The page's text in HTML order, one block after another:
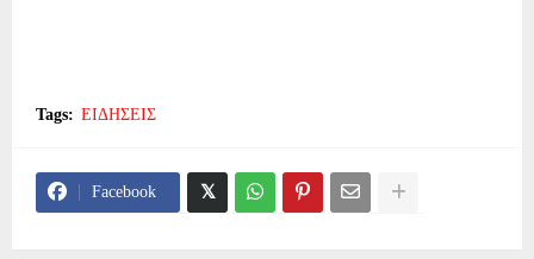
Tags: ΕΙΔΗΣΕΙΣ
Facebook